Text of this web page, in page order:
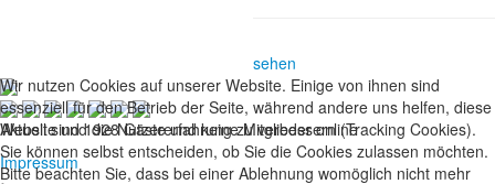
sehen
Aktuell sind 1928 Gäste und keine Mitglieder online
Impressum
Wir nutzen Cookies auf unserer Website. Einige von ihnen sind
essenziell für den Betrieb der Seite, während andere uns helfen, diese
Website und die Nutzererfahrung zu verbessern (Tracking Cookies).
Sie können selbst entscheiden, ob Sie die Cookies zulassen möchten.
Bitte beachten Sie, dass bei einer Ablehnung womöglich nicht mehr